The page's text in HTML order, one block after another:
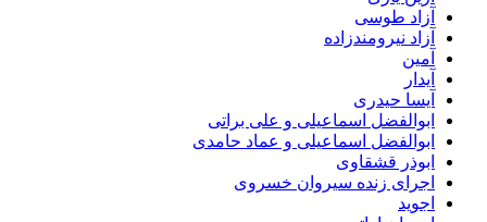
آزاد طوسی
آزاد نیرومندزاده
آمین
آیدار
آیسا حیدری
ابوالفضل اسماعیلی و علی براتی
ابوالفضل اسماعیلی و عماد حامدی
ابوذر قشقاوی
اجرای زنده سیروان خسروی
اجوید